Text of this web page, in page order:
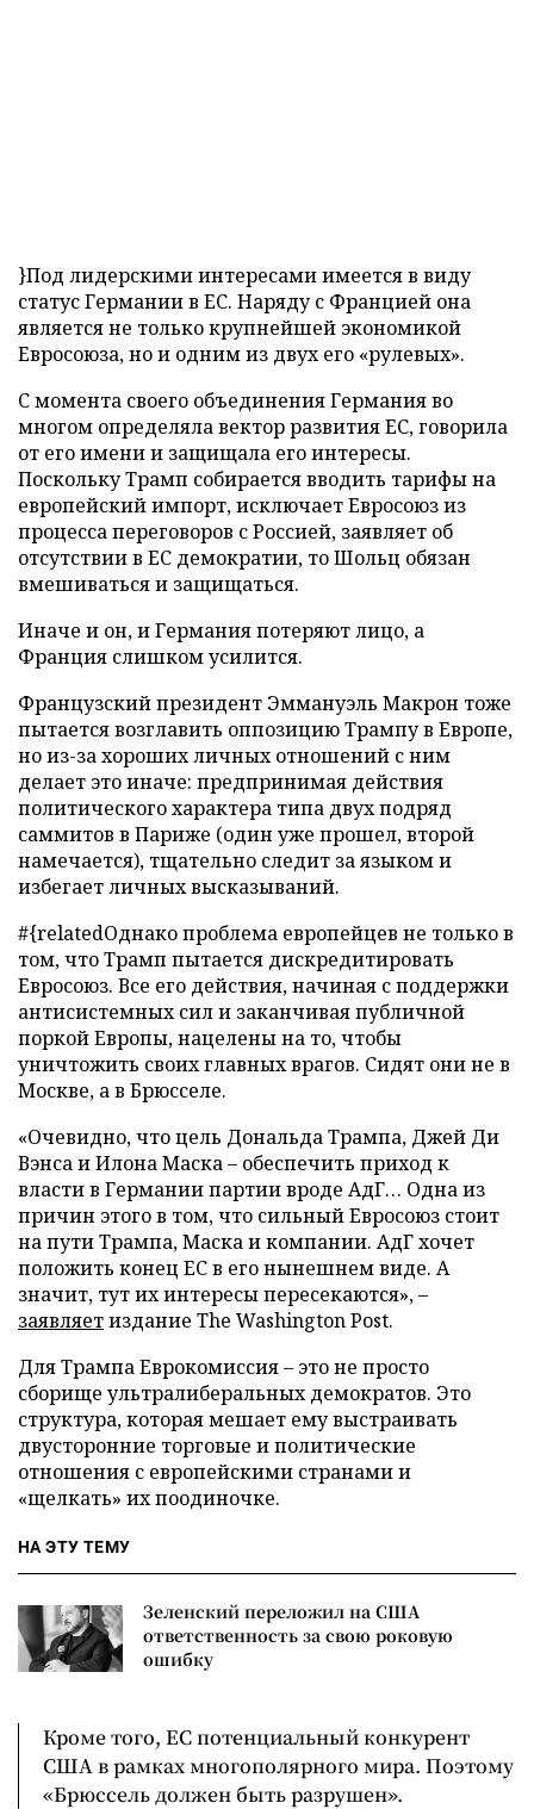
}Под лидерскими интересами имеется в виду
статус Германии в ЕС. Наряду с Францией она
является не только крупнейшей экономикой
Евросоюза, но и одним из двух его «рулевых».
С момента своего объединения Германия во
многом определяла вектор развития ЕС, говорила
от его имени и защищала его интересы.
Поскольку Трамп собирается вводить тарифы на
европейский импорт, исключает Евросоюз из
процесса переговоров с Россией, заявляет об
отсутствии в ЕС демократии, то Шольц обязан
вмешиваться и защищаться.
Иначе и он, и Германия потеряют лицо, а
Франция слишком усилится.
Французский президент Эммануэль Макрон тоже
пытается возглавить оппозицию Трампу в Европе,
но из-за хороших личных отношений с ним
делает это иначе: предпринимая действия
политического характера типа двух подряд
саммитов в Париже (один уже прошел, второй
намечается), тщательно следит за языком и
избегает личных высказываний.
#{relatedОднако проблема европейцев не только в
том, что Трамп пытается дискредитировать
Евросоюз. Все его действия, начиная с поддержки
антисистемных сил и заканчивая публичной
поркой Европы, нацелены на то, чтобы
уничтожить своих главных врагов. Сидят они не в
Москве, а в Брюсселе.
«Очевидно, что цель Дональда Трампа, Джей Ди
Вэнса и Илона Маска – обеспечить приход к
власти в Германии партии вроде АдГ… Одна из
причин этого в том, что сильный Евросоюз стоит
на пути Трампа, Маска и компании. АдГ хочет
положить конец ЕС в его нынешнем виде. А
значит, тут их интересы пересекаются», –
заявляетиздание The Washington Post.
Для Трампа Еврокомиссия – это не просто
сборище ультралиберальных демократов. Это
структура, которая мешает ему выстраивать
двусторонние торговые и политические
отношения с европейскими странами и
«щелкать» их поодиночке.
НА ЭТУ ТЕМУ
Зеленский переложил на США
ответственность за свою роковую
ошибку
Кроме того, ЕС потенциальный конкурент
США в рамках многополярного мира. Поэтому
«Брюссель должен быть разрушен».